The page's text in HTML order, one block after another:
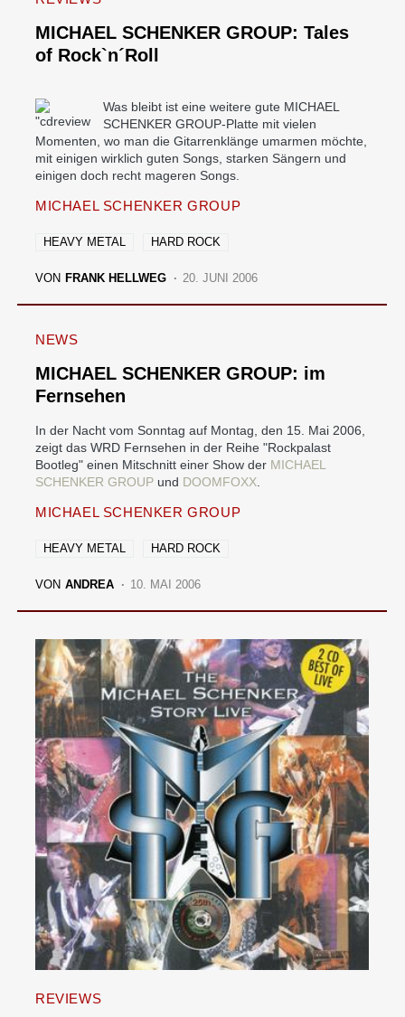
MICHAEL SCHENKER GROUP: Tales
of Rock`n´Roll
Was bleibt ist eine weitere gute MICHAEL
SCHENKER GROUP-Platte mit vielen
Momenten, wo man die Gitarrenklänge umarmen möchte,
mit einigen wirklich guten Songs, starken Sängern und
einigen doch recht mageren Songs.
MICHAEL SCHENKER GROUP
HEAVY METAL HARD ROCK
VON FRANK HELLWEG 20. JUNI 2006
NEWS
MICHAEL SCHENKER GROUP: im
Fernsehen
In der Nacht vom Sonntag auf Montag, den 15. Mai 2006,
zeigt das WRD Fernsehen in der Reihe "Rockpalast
Bootleg" einen Mitschnitt einer Show der MICHAEL
SCHENKER GROUP und DOOMFOXX
MICHAEL SCHENKER GROUP
HEAVY METAL HARD ROCK
VON ANDREA 10. MAI 2006
REVIEWS